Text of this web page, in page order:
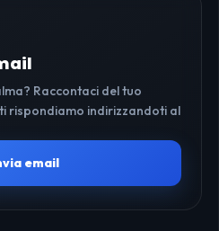
Raccontaci del tuo
rispondiamo indirizzandoti al
email